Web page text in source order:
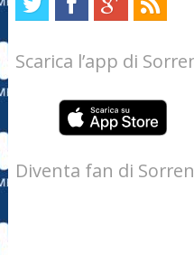
Scarica l’app di
Diventa fan di